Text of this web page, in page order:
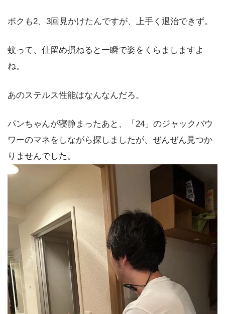
ボクも2、3回見かけたんですが、上手く退治できず。
蚊って、仕留め損ねると一瞬で姿をくらましますよ
ね。
あのステルス性能はなんなんだろ。
パンちゃんが寝静まったあと、「24」のジャックバウ
ワーのマネをしながら探しましたが、ぜんぜん見つか
りませんでした。